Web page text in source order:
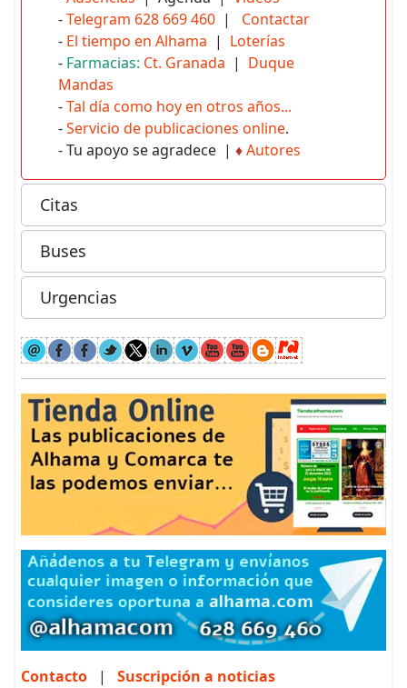
-Telegram 628 669 460 | Contactar
- El tiempo en Alhama | Loterías
- Farmacias: Ct. Granada | Duque
Mandas
-Tal día como hoy en otros años...
-Servicio de publicaciones online.
- Tu apoyo se agradece | ♦Autores
Citas
Buses
Urgencias
Contacto | Suscripción a noticias